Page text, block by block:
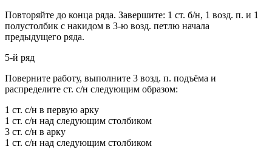
Повторяйте до конца ряда. Завершите: 1 ст. б/н, 1 возд. п. и 1
полустолбик с накидом в 3-ю возд. петлю начала
предыдущего ряда.
5-й ряд
Поверните работу, выполните 3 возд. п. подъёма и
распределите ст. с/н следующим образом:
1 ст. с/н в первую арку
1 ст. с/н над следующим столбиком
3 ст. с/н в арку
1 ст. с/н над следующим столбиком